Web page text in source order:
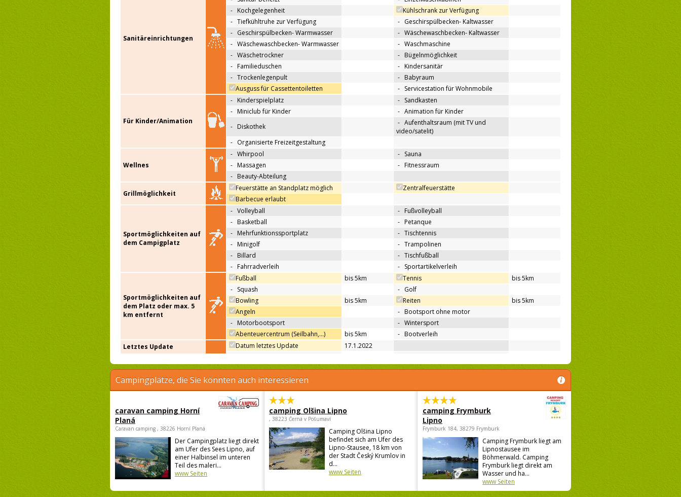
Sanitäreinrichtungen
- Kochgelegenheit
Kühlschrank zur Verfügung
- Tiefkühltruhe zur Verfügung - Geschirspülbecken- Kaltwasser
- Geschirspülbecken- Warmwasser - Wäschewaschbecken- Kaltwasser
- Wäschewaschbecken- Warmwasser - Waschmaschine
- Wäschetrockner - Bügelnmöglichkeit
- Familieduschen - Kindersanitär
- Trockenlegenpult - Babyraum
Ausguss für Cassettentoiletten
- Servicestation für Wohnmobile
Für Kinder/Animation
- Kinderspielplatz - Sandkasten
- Miniclub für Kinder - Animation für Kinder
- Diskothek - Aufenthaltsraum (mit TV und
video/satelit)
- Organisierte Freizeitgestaltung
Wellnes
- Whirpool - Sauna
- Massagen - Fitnessraum
- Beauty-Abteilung
Grillmöglichkeit
Feuerstätte an Standplatz möglich
Zentralfeuerstätte
Barbecue erlaubt
Sportmöglichkeiten auf
dem Campigplatz
- Volleyball - Fußvolleyball
- Basketball - Petanque
- Mehrfunktionssportplatz - Tischtennis
- Minigolf - Trampolinen
- Billard - Tischfußball
- Fahrradverleih - Sportartikelverleih
Sportmöglichkeiten auf
dem Platz oder max. 5
km entfernt
Fußball bis 5km Tennis
bis 5km
- Squash - Golf
Bowling
bis 5km Reiten
bis 5km
Angeln
- Bootsport ohne motor
- Motorbootsport - Wintersport
Abenteuercentrum (Seilbahn,…)
bis 5km - Bootverleih
Letztes Update
Datum letztes Update 17.1.2022
Campingplätze, die Sie könnten auch interessieren
caravan camping Horní
Planá
Caravan camping , 38226 Horní Planá
Der Campingplatz liegt direkt
am Ufer des Sees Lipno, auf
einer Halbinsel im unteren
Teil des maleri...
www Seiten
camping Olšina Lipno
, 38223 Černá v Pošumaví
Camping Olšina Lipno
befindet sich am Ufer des
Lipno-Stausee, 18 km von
der Stadt Český Krumlov in
d...
www Seiten
camping Frymburk
Lipno
Frymburk 184, 38279 Frymburk
Camping Frymburk liegt am
Lipnostausee im
Böhmerwald. Camping
Frymburk liegt direkt am
Wasser und ha...
www Seiten